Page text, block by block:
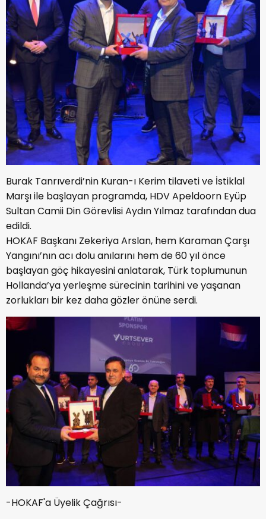
Burak Tanrıverdi’nin Kuran-ı Kerim tilaveti ve İstiklal
Marşı ile başlayan programda, HDV Apeldoorn Eyüp
Sultan Camii Din Görevlisi Aydın Yılmaz tarafından dua
edildi.
HOKAF Başkanı Zekeriya Arslan, hem Karaman Çarşı
Yangını’nın acı dolu anılarını hem de 60 yıl önce
başlayan göç hikayesini anlatarak, Türk toplumunun
Hollanda’ya yerleşme sürecinin tarihini ve yaşanan
zorlukları bir kez daha gözler önüne serdi.
-HOKAF'a Üyelik Çağrısı-